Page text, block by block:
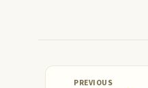
PREVIOUS